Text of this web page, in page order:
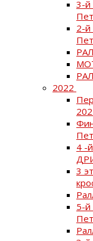
3-й
2-й
2022
4 -
3
5-й